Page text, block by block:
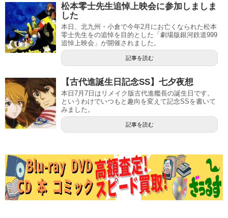
松本零士先生追悼上映会に参加しましま
した
本日、北九州・小倉で今年2月にお亡くなられた松本
零士先生をの追悼を目的とした「劇場版銀河鉄道999
追悼上映会」が開催されました。
記事を読む
【古代進誕生日記念SS】七夕夜想
本日7月7日はリメイク版古代進艦長の誕生日です。
というわけでいつもと趣向を変えて記念SSを書いて
みました。
記事を読む